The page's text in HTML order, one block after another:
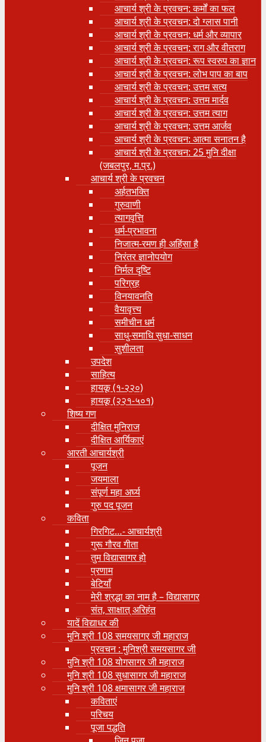
आचार्य श्री के प्रवचन: कर्मों का फल
आचार्य श्री के प्रवचन: दो ग्लास पानी
आचार्य श्री के प्रवचन: धर्म और व्यापार
आचार्य श्री के प्रवचन: राग और वीतराग
आचार्य श्री के प्रवचन: रूप स्वरुप का ज्ञान
आचार्य श्री के प्रवचन: लोभ पाप का बाप
आचार्य श्री के प्रवचन: उत्तम सत्य
आचार्य श्री के प्रवचन: उत्तम मार्दव
आचार्य श्री के प्रवचन: उत्तम त्याग
आचार्य श्री के प्रवचन: उत्तम आर्जव
आचार्य श्री के प्रवचन: आत्मा सनातन है
आचार्य श्री के प्रवचन: 25 मुनि दीक्षा
(जबलपुर, म.प्र.)
आचार्य श्री के प्रवचन
अर्हतभक्ति
गुरुवाणी
त्यागवृत्ति
धर्म-प्रभावना
निजात्म-रमण ही अहिंसा है
निरंतर ज्ञानोपयोग
निर्मल दृष्टि
परिग्रह
विनयावनति
वैयावृत्त्य
समीचीन धर्म
साधु-समाधि सुधा-साधन
सुशीलता
उपदेश
साहित्य
हायकू (१‍-२२०)
हायकू (२२१-५०१)
शिष्य गण
दीक्षित मुनिराज
दीक्षित आर्यिकाएं
आरती आचार्यश्री
पूजन
जयमाला
संपूर्ण महा अर्घ्य
गुरु पद पूजन
कविता
गिरगिट…- आचार्यश्री
गुरू गौरव गीता
तुम विद्यासागर हो
प्रणाम
बेटियाँ
मेरी श्रद्धा का नाम है – विद्यासागर
संत, साक्षात् अरिहंत
यादें विद्याधर की
मुनि श्री 108 समयसागर जी महाराज
प्रवचन : मुनिश्री समयसागर जी
मुनि श्री 108 योगसागर जी महाराज
मुनि श्री 108 सुधासागर जी महाराज
मुनि श्री 108 क्षमासागर जी महाराज
कविताएं
परिचय
पूजा पद्धति